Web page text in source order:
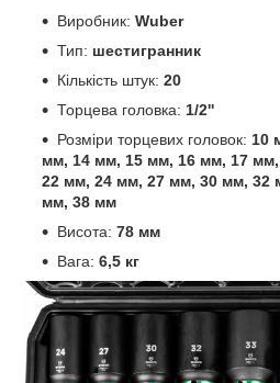
Виробник: Wuber
Тип: шестигранник
Кількість штук: 20
Торцева головка: 1/2''
Розміри торцевих головок: 10
мм, 14 мм, 15 мм, 16 мм, 17
22 мм, 24 мм, 27 мм, 30 мм, 32
мм, 38 мм
Висота: 78 мм
Вага: 6,5 кг